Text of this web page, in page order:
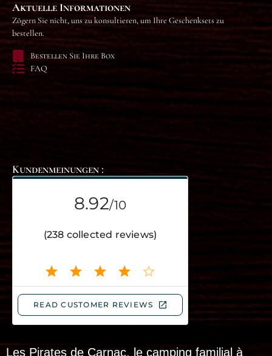
Aktuelle Informationen
Zögern Sie nicht, uns zu konsultieren, um Ihre Geschenksets zu
bestellen.
Bestellen Sie Ihre Box
FAQ
Kundenmeinungen :
Les Pirates de Carnac, le camping familial à